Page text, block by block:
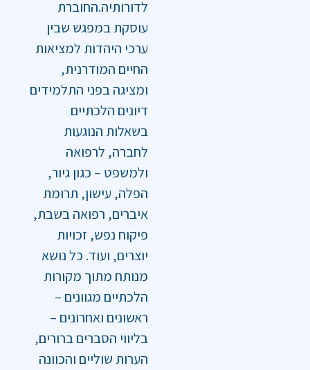
לדורותיה.החוברת
עוסקת במפגש שבין
ערכי היהדות למציאות
החיים המודרנית,
ומציגה בפני התלמידים
דיונים הלכתיים
בשאלות הנוגעות
לחברה, לרפואה
ולמשפט – כגון גיור,
הפלה, עישון, תרומת
איברים, רפואה בשבת,
פיקוח נפש, זכויות
יוצרים, ועוד. כל נושא
מנותח מתוך מקורות
הלכתיים מגוונים –
ראשונים ואחרונים –
בליווי הסברים ברורים,
הערות שוליים והכוונה